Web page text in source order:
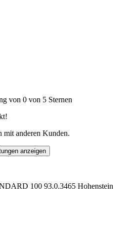
von 0 von 5 Sternen
mit anderen Kunden.
anzeigen
100 93.0.3465 Hohenstein